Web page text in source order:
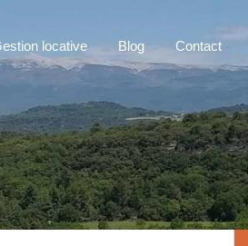
locative Blog Contact